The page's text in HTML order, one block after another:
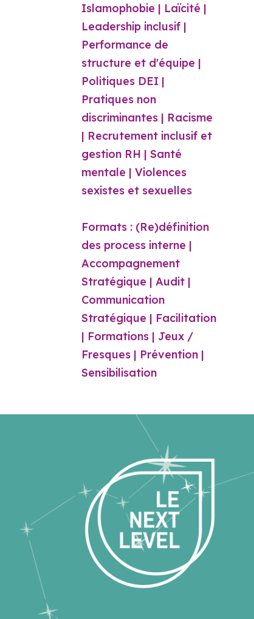
Islamophobie | Laïcité |
Leadership inclusif |
Performance de
structure et d'équipe |
Politiques DEI |
Pratiques non
discriminantes | Racisme
| Recrutement inclusif et
gestion RH | Santé
mentale | Violences
sexistes et sexuelles
Formats : (Re)définition
des process interne |
Accompagnement
Stratégique | Audit |
Communication
Stratégique | Facilitation
| Formations | Jeux /
Fresques | Prévention |
Sensibilisation